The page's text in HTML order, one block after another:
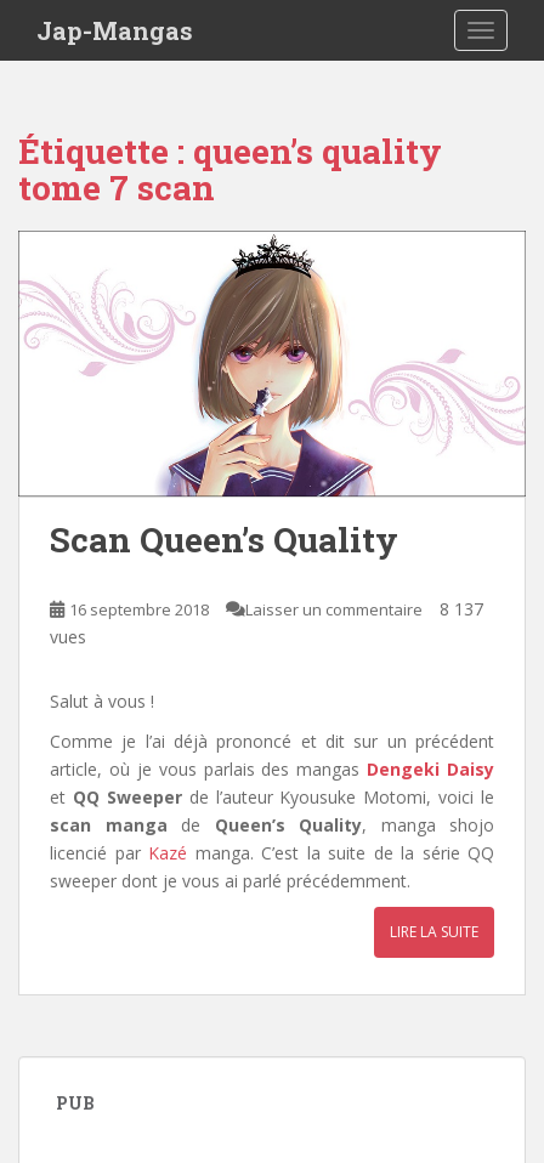
Jap-Mangas
Étiquette : queen’s quality
tome 7 scan
Scan Queen’s Quality
16 septembre 2018 Laisser un commentaire
8 137
vues
Salut à vous !
Comme je l’ai déjà prononcé et dit sur un précédent
article, où je vous parlais des mangas Dengeki Daisy
et QQ Sweeperde l’auteur Kyousuke Motomi, voici le
scan manga de Queen’s Quality, manga shojo
licencié par Kazé manga. C’est la suite de la série QQ
sweeper dont je vous ai parlé précédemment.
LIRE LA SUITE
PUB